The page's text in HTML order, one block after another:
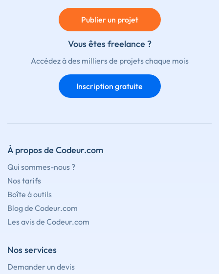
Publier un projet
Vous êtes freelance ?
Accédez à des milliers de projets chaque mois
Inscription gratuite
À propos de Codeur.com
Qui sommes-nous ?
Nos tarifs
Boîte à outils
Blog de Codeur.com
Les avis de Codeur.com
Nos services
Demander un devis